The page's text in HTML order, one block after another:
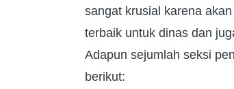
sangat krusial karena
terbaik untuk dinas dan
Adapun sejumlah seksi
berikut: